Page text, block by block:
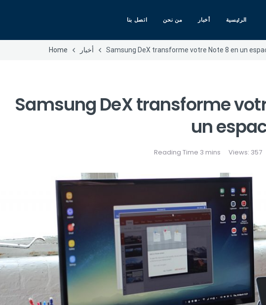
الرئيسية أخبار من نحن اتصل بنا
Samsung DeX transforme votre Note 8 en un أخبار Home
Samsung DeX transforme
un
Views: 357